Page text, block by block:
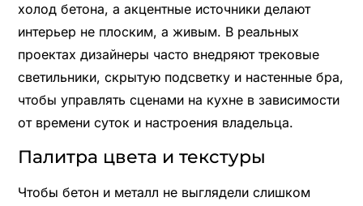
холод бетона, а акцентные источники делают
интерьер не плоским, а живым. В реальных
проектах дизайнеры часто внедряют трековые
светильники, скрытую подсветку и настенные бра,
чтобы управлять сценами на кухне в зависимости
от времени суток и настроения владельца.
Палитра цвета и текстуры
Чтобы бетон и металл не выглядели слишком